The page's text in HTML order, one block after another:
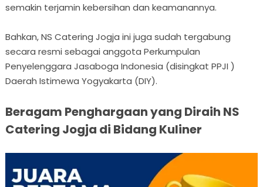
semakin terjamin kebersihan dan keamanannya.
Bahkan, NS Catering Jogja ini juga sudah tergabung
secara resmi sebagai anggota Perkumpulan
Penyelenggara Jasaboga Indonesia (disingkat PPJI )
Daerah Istimewa Yogyakarta (DIY).
Beragam Penghargaan yang Diraih NS
Catering Jogja di Bidang Kuliner